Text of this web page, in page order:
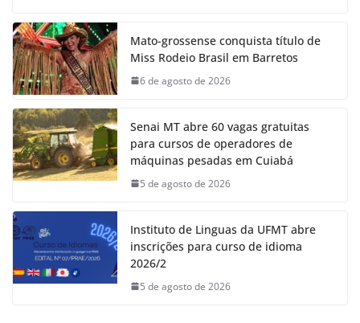
Mato-grossense conquista título de
Miss Rodeio Brasil em Barretos
6 de agosto de 2026
Senai MT abre 60 vagas gratuitas
para cursos de operadores de
máquinas pesadas em Cuiabá
5 de agosto de 2026
Instituto de Linguas da UFMT abre
inscrições para curso de idioma
2026/2
5 de agosto de 2026